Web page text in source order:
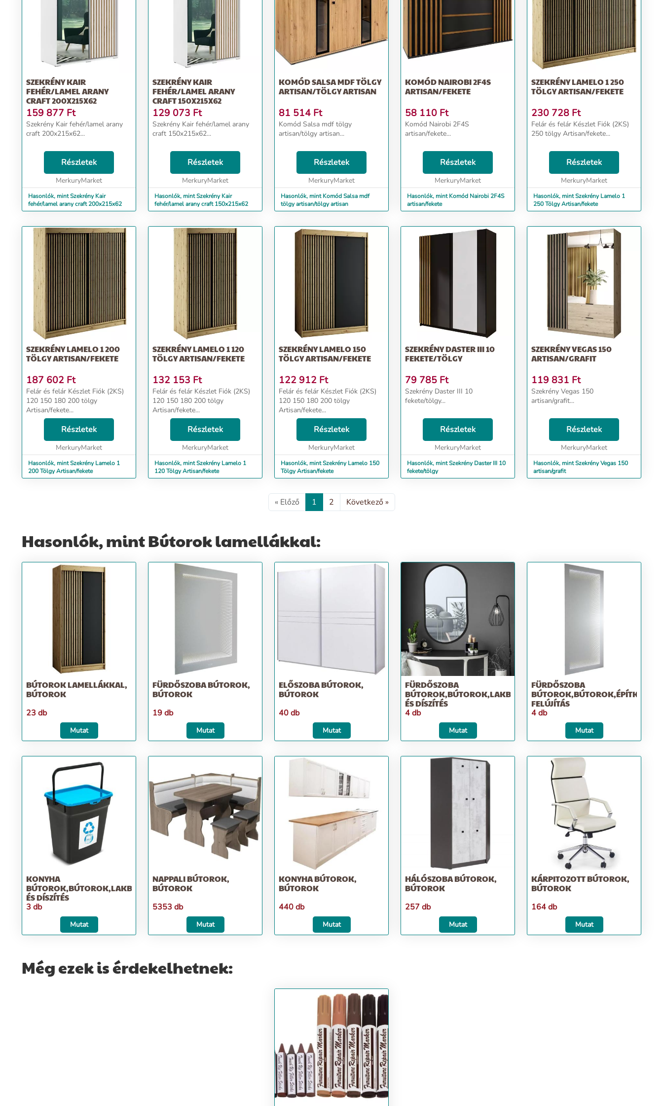
SZEKRÉNY KAIR
FEHÉR/LAMEL ARANY
CRAFT 200X215X62
159 877 Ft
Szekrény Kair fehér/lamel arany
craft 200x215x62...
Részletek
MerkuryMarket
Hasonlók, mint Szekrény Kair
fehér/lamel arany craft 200x215x62
SZEKRÉNY KAIR
FEHÉR/LAMEL ARANY
CRAFT 150X215X62
129 073 Ft
Szekrény Kair fehér/lamel arany
craft 150x215x62...
Részletek
MerkuryMarket
Hasonlók, mint Szekrény Kair
fehér/lamel arany craft 150x215x62
KOMÓD SALSA MDF TÖLGY
ARTISAN/TÖLGY ARTISAN
81 514 Ft
Komód Salsa mdf tölgy
artisan/tölgy artisan...
Részletek
MerkuryMarket
Hasonlók, mint Komód Salsa mdf
tölgy artisan/tölgy artisan
KOMÓD NAIROBI 2F4S
ARTISAN/FEKETE
58 110 Ft
Komód Nairobi 2F4S
artisan/fekete...
Részletek
MerkuryMarket
Hasonlók, mint Komód Nairobi 2F4S
artisan/fekete
SZEKRÉNY LAMELO 1 250
TÖLGY ARTISAN/FEKETE
230 728 Ft
Felár és felár Készlet Fiók (2KS)
250 tölgy Artisan/fekete...
Részletek
MerkuryMarket
Hasonlók, mint Szekrény Lamelo 1
250 Tölgy Artisan/fekete
SZEKRÉNY LAMELO 1 200
TÖLGY ARTISAN/FEKETE
187 602 Ft
Felár és felár Készlet Fiók (2KS)
120 150 180 200 tölgy
Artisan/fekete...
Részletek
MerkuryMarket
Hasonlók, mint Szekrény Lamelo 1
200 Tölgy Artisan/fekete
SZEKRÉNY LAMELO 1 120
TÖLGY ARTISAN/FEKETE
132 153 Ft
Felár és felár Készlet Fiók (2KS)
120 150 180 200 tölgy
Artisan/fekete...
Részletek
MerkuryMarket
Hasonlók, mint Szekrény Lamelo 1
120 Tölgy Artisan/fekete
SZEKRÉNY LAMELO 150
TÖLGY ARTISAN/FEKETE
122 912 Ft
Felár és felár Készlet Fiók (2KS)
120 150 180 200 tölgy
Artisan/fekete...
Részletek
MerkuryMarket
Hasonlók, mint Szekrény Lamelo 150
Tölgy Artisan/fekete
SZEKRÉNY DASTER III 10
FEKETE/TÖLGY
79 785 Ft
Szekrény Daster III 10
fekete/tölgy...
Részletek
MerkuryMarket
Hasonlók, mint Szekrény Daster III 10
fekete/tölgy
SZEKRÉNY VEGAS 150
ARTISAN/GRAFIT
119 831 Ft
Szekrény Vegas 150
artisan/grafit...
Részletek
MerkuryMarket
Hasonlók, mint Szekrény Vegas 150
artisan/grafit
« Előző 1 2 Következő »
Hasonlók, mint Bútorok lamellákkal:
BÚTOROK LAMELLÁKKAL,
BÚTOROK
23 db
Mutat
FÜRDŐSZOBA BÚTOROK,
BÚTOROK
19 db
Mutat
ELŐSZOBA BÚTOROK,
BÚTOROK
40 db
Mutat
FÜRDŐSZOBA
BÚTOROK,BÚTOROK,LAKBERENDEZÉS
ÉS DÍSZÍTÉS
4 db
Mutat
FÜRDŐSZOBA
BÚTOROK,BÚTOROK,ÉPÍTKEZÉS;
FELÚJÍTÁS
4 db
Mutat
KONYHA
BÚTOROK,BÚTOROK,LAKBERENDEZÉS
ÉS DÍSZÍTÉS
3 db
Mutat
NAPPALI BÚTOROK,
BÚTOROK
5353 db
Mutat
KONYHA BÚTOROK,
BÚTOROK
440 db
Mutat
HÁLÓSZOBA BÚTOROK,
BÚTOROK
257 db
Mutat
KÁRPITOZOTT BÚTOROK,
BÚTOROK
164 db
Mutat
Még ezek is érdekelhetnek: